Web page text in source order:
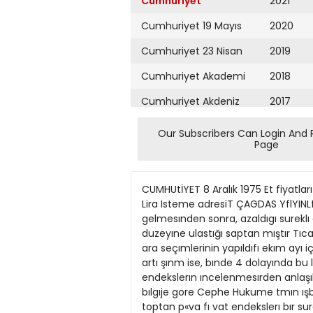
Cumhuriyet 19 Mayıs
Cumhuriyet 23 Nisan
Cumhuriyet Akademi
Cumhuriyet Akdeniz
Cumhuriyet Alışveriş
Cumhuriyet Ankara
Cumhuriyet Büyük
Taaruz
Cumhuriyet
Cumartesi
Cumhuriyet Çevre
2020
2019
2018
2017
2016
2015
2013
2012
2011
2010
2009
Our Subscribers Can Login And
Page
CUMHUtİYET 8 Aralık 1975 Et fiyatları bir ayda yüzde 11 oranında arttı Caftdas Yayınlarının 7. Kitabı NADIR NADÎ Sokakta gürüllü tar Fiyatı: 15 Lira Isteme adresiT ÇAGDAS YflYINLflRI Cagaloğla Halkevi Sokak fio 39 • 41 ANKARA (Cumhurlvrt Bürosu) Cephe Hukumetinın ıktıdara gelmesınden sonra, azaldıgı sureklı olarak propaganda edılen toptan eşva fiyatları endeksının *kım avından ıtıbaren yenıden eskı duzeyıne ulastığı saptan mıştır Tıcaret Bakanlıgı Konjonktür ve Yayın Müdürlügunce hanrlanan aylık toptan esya fıyat en dekslennın. ara seçımlerinin yapıldıfı ekım ayı içınde eylül ayına gore, yüzde 1 4 oranında arttıfı hesaplanmıştır Geçen vı lın aynı donemındeki fıvat artı şınm ise, bınde 4 dolayında bu lunduğu bıldırılmektedir Fıyat artışlarımn orellıkle sanavı ü runlerı fıyat amsından doğdu ftu endekslerın ıncelenmesırden anlaşılmaktadır 9 J maddevl kap < S8van Tıcaret BakanlıSı toptan eşva fı\atları endptsınden ednı len bılgıje gore Cephe Hukume tmın ışbaşına gpldıkten sonra kararlannın sonuçlarının alın mava başladıSı mavns avinda 346 1 puan olan toptan p«va fı vat endekslerı bır sure du«me go«;termi5 ve ekım ayında venı den avnı pııana vaklaşarak ? 4 ı l dolavıra vuks"lmı=nr Ekım avı sonuclarra gore nebatı gıda maddelprırde fıvat duşukluÇtı gonılurken ozel icle havvansal urunlerdp 197i vılınm en vüksek tv at artı<=ı gerçeklesmı«tır Hav vansal ünınlenn ve bu arada etm f'vatı bır avda yuzde 11 2 I 9 "î vılının pn vuksek fıyat arfı«ımr eerçekle«tı£ı dıgpr bır madtV i'p vakacaktır 197S ocak avında 369 4 puan olan yakacak o IıCARET BAKANLIGI ENOEKSLERt TOPTAN EŞYA FıYATLARI NIN EKıM AYINDAN ıTıBAREN YENıOEN YÜKSELMEYE BAJUDIGJNI GOSTERıYOR. fıvat endeksl ekım ayında 3901 puana ulaşarak, jil^de 10 5 artmı$tır Evlül avından »kim avma sadece vapı malzemesl fiyatlan endeksınde duşükltik gorülmüs. dıjer turn urunlenn fiyatlan art mıştır Aynı sekılde Ankara ve İstanbul gecınme endekslennde de ar fıs gorulmuştur \nkara geçmme endeksı bır avaa yüzde 1 5 Istan ıthslsttaid ırliV azalıı nranı yüı de SS'dır 1975 vilı dıs tıcaret hareketleriı den sonra Turkıve'nın âıs tıcar?' açıfiırın ekim avı sonıı ttıharıvl 2 mılvon 791 mılvon 79fı bın do bul geçinme endeksl yüzde 2.4 do lara vükseldıSı. anılan ıstatistık lerden RnlaMİmaktadır Program lavında artmıstır da ongorulen dıs tıcaret açıSmır Tıcaret Bakanlıgınm vsvımladı 2 milvpr dotar olduju bıldıril Jh son dıs tıcaret istatlstıklerm» mektedır Avnı sçık sndeoe ekım tröre. gerek ıthalât. eerekse ih avı ıçın 223 mılvon dolardı